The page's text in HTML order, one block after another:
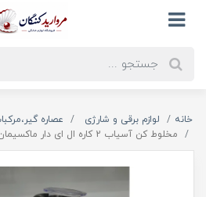
خانه لوازم برقی و شارژی
عصاره
مخلوط کن آسیاب 2 کاره ال ای دار ماکسیمان مدل Max-2054